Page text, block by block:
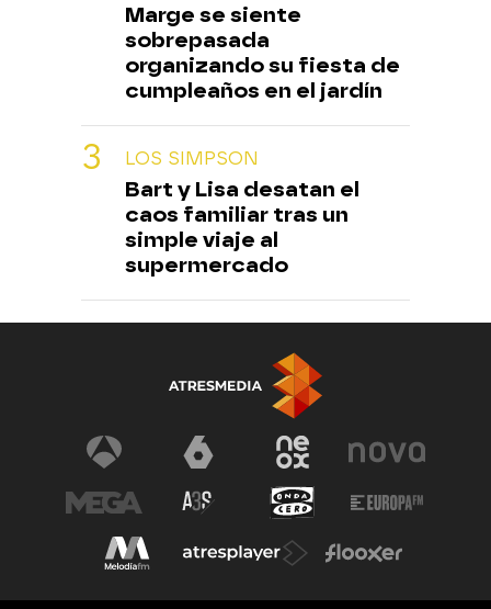
Marge se siente
sobrepasada
organizando su fiesta de
cumpleaños en el jardín
LOS SIMPSON
Bart y Lisa desatan el
caos familiar tras un
simple viaje al
supermercado